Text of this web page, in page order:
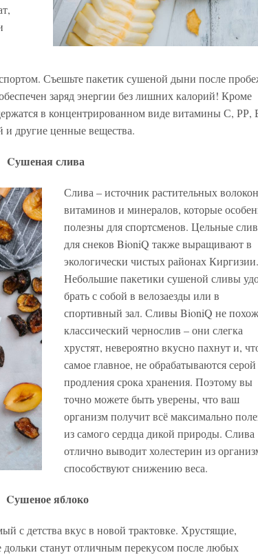
Съешьте пакетик сушеной дыни после
заряд энергии без лишних калорий! Кроме
в концентрированном виде витамины С, РР,
и другие ценные вещества.
Cушеная слива
Слива – источник растительных
витаминов и минералов, которые
полезны для спортсменов. Цельные
для снеков BioniQ также выращивают в
экологически чистых районах Киргизии.
Небольшие пакетики сушеной сливы
брать с собой в велозаезды или в
спортивный зал. Сливы BioniQ не
классический чернослив – они слегка
хрустят, невероятно вкусно пахнут и,
самое главное, не обрабатываются
продления срока хранения. Поэтому вы
точно можете быть уверены, что ваш
организм получит всё максимально
из самого сердца дикой природы. Слива
отлично выводит холестерин из
способствуют снижению веса.
Cушеное яблоко
с детства вкус в новой трактовке. Хрустящие,
станут отличным перекусом после любых